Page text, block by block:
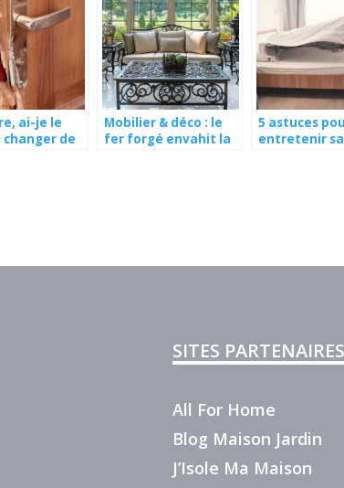
ai-je le
de
Mobilier & déco : le
fer forgé envahit la
5 astuces
entretenir
SITES PARTENAIRES
All For Home
Blog Maison Jardin
J’Isole Ma Maison